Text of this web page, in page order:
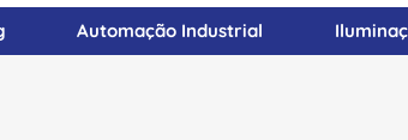
Automação Industrial